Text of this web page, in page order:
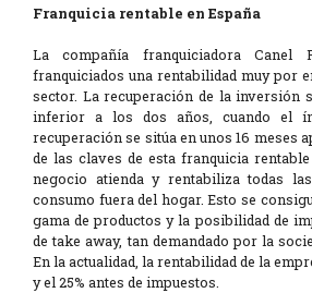
Franquicia rentable en España
La compañía franquiciadora
franquiciados una rentabilidad muy por
sector. La recuperación de la inversión
inferior a los dos años, cuando el
recuperación se sitúa en unos 16 meses
de las claves de esta franquicia
negocio atienda y rentabiliza todas
consumo fuera del hogar. Esto se
gama de productos y la posibilidad de
de take away, tan demandado por la
En la actualidad, la rentabilidad de la
y el 25% antes de impuestos.